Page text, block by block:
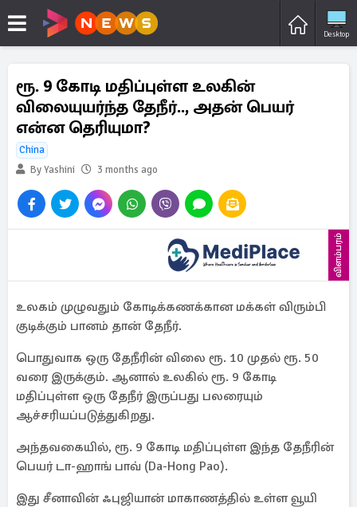
Desktop
ரூ. 9 கோடி மதிப்புள்ள உலகின்
விலையுயர்ந்த தேநீர்.., அதன் பெயர்
என்ன தெரியுமா?
China
By Yashini
3 months ago
விளம்பரம்
உலகம் முழுவதும் கோடிக்கணக்கான மக்கள் விரும்பி
குடிக்கும் பானம் தான் தேநீர்.
பொதுவாக ஒரு தேநீரின் விலை ரூ. 10 முதல் ரூ. 50
வரை இருக்கும். ஆனால் உலகில் ரூ. 9 கோடி
மதிப்புள்ள ஒரு தேநீர் இருப்பது பலரையும்
ஆச்சரியப்படுத்துகிறது.
அந்தவகையில், ரூ. 9 கோடி மதிப்புள்ள இந்த தேநீரின்
பெயர் டா-ஹாங் பாவ் (Da-Hong Pao).
இது சீனாவின் ஃபுஜியான் மாகாணத்தில் உள்ள வூயி